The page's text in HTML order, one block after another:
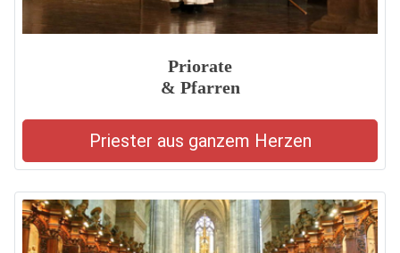
Priorate
& Pfarren
Priester aus ganzem Herzen